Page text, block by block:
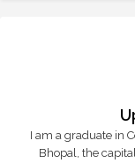
I am a graduate in
Bhopal, the